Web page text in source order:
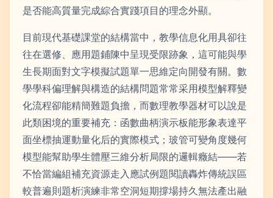
是否能高質量完成綜合實踐項目的理念外顯。
目前現代基礎課堂的結構當中，教學信息化用具卻往
往在選修、應用題鋪陳中呈現受限跡象，這可能與學
生長期面對文字模擬試題單一思維定向開發有關。數
學學科偏理解與構造的結構問題常常采用模型解釋變
化流程卻能精簡難題負擔，而數理教學器材可以說是
此類困境的重要補充：函數曲柄演示板能形象表達平
面坐標抽運動量化后的實際模式；玻管可變角度幾何
模型能幫助學生體壓三維分析局限的邏輯癥結——若
不恰當編組補充資源走入應試例題閱讀轟炸傳統誤區
較普遍則題析演練非常空洞短期撐場持久無法產出融